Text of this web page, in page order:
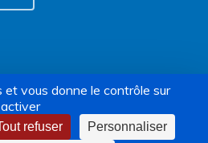
droits
|
facebook
vimeolinkedin
et vous donne le contrôle sur
refuser Personnaliser